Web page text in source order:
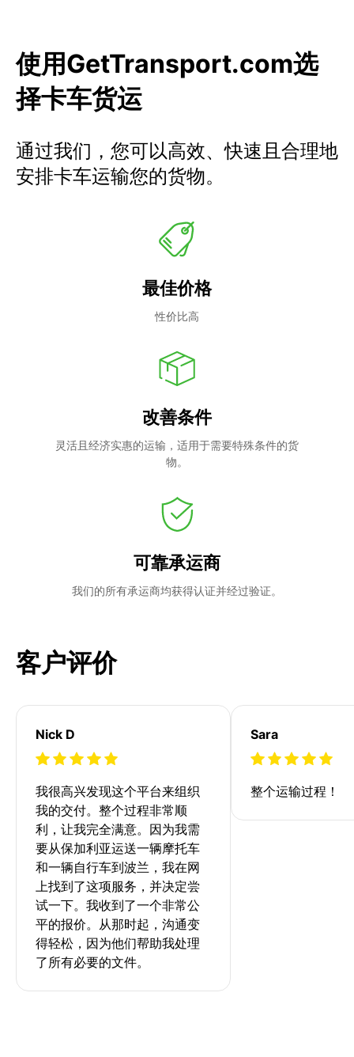
使用GetTransport.com选
择卡车货运
通过我们，您可以高效、快速且合理地
安排卡车运输您的货物。
最佳价格
性价比高
改善条件
灵活且经济实惠的运输，适用于需要特殊条件的货
物。
可靠承运商
我们的所有承运商均获得认证并经过验证。
客户评价
Nick D
我很高兴发现这个平台来组织
我的交付。整个过程非常顺
利，让我完全满意。因为我需
要从保加利亚运送一辆摩托车
和一辆自行车到波兰，我在网
上找到了这项服务，并决定尝
试一下。我收到了一个非常公
平的报价。从那时起，沟通变
得轻松，因为他们帮助我处理
了所有必要的文件。
Sara
整个运输过程！